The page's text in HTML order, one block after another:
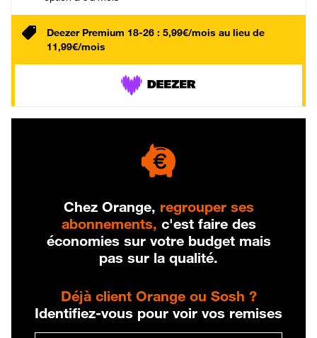
Deezer Premium 18-26 : 5,99€/mois au lieu de
11,99€/mois
Chez Orange, regrouper ses
abonnements, c'est faire des
économies sur votre budget mais
pas sur la qualité.
Déjà client Orange ou Sosh ?
Identifiez-vous pour voir vos remises